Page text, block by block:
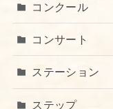
コンクール
コンサート
ステーション
ステップ